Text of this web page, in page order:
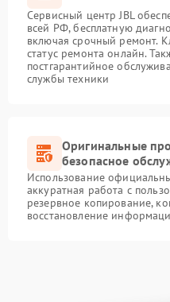
Сервисный центр JBL
всей РФ, бесплатную
включая срочный ремонт.
статус ремонта онлайн.
постгарантийное
службы техники
Оригинальные
безопасное
Использование
аккуратная работа с
резервное копирование,
восстановление